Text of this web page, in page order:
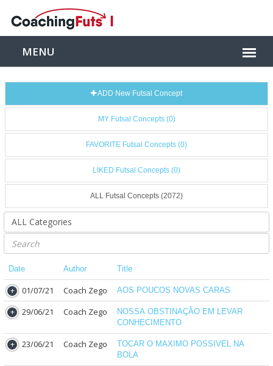
ADD New Futsal Concept
MY Futsal Concepts (0)
FAVORITE Futsal Concepts (0)
LIKED Futsal Concepts (0)
ALL Futsal Concepts (2072)
Date Author Title
01/07/21 Coach Zego AOS POUCOS NOVAS CARAS
29/06/21 Coach Zego
NOSSA OBSTINAÇÃO EM LEVAR
CONHECIMENTO
23/06/21 Coach Zego
TOCAR O MAXIMO POSSIVEL NA
BOLA